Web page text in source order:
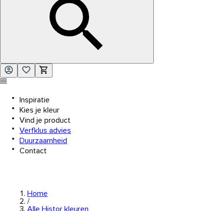
Inspiratie
Kies je kleur
Vind je product
Verfklus advies
Duurzaamheid
Contact
Home
/
Alle Histor kleuren